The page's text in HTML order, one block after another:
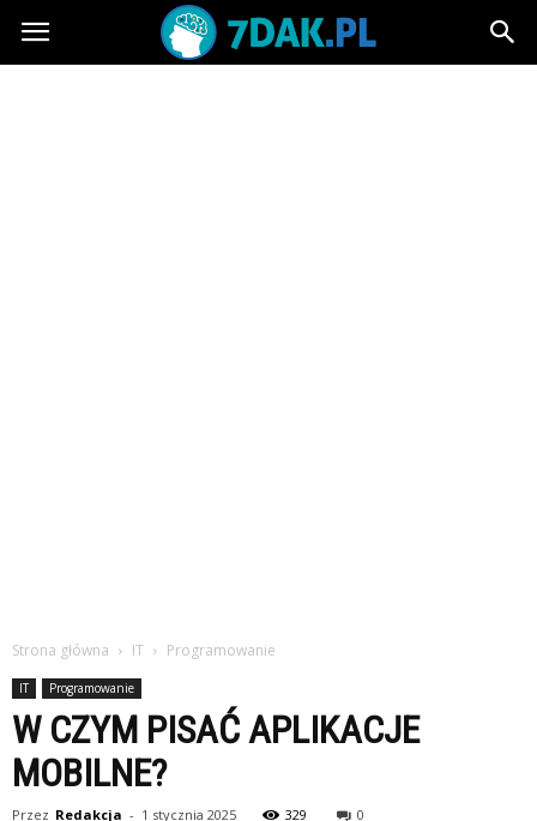
7dak.pl
Strona główna IT Programowanie
IT Programowanie
W CZYM PISAĆ APLIKACJE
MOBILNE?
Przez Redakcja - 1 stycznia 2025 329 0